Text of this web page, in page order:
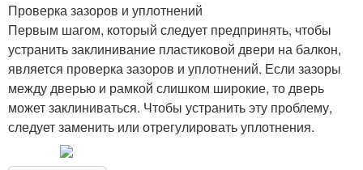
Проверка зазоров и уплотнений
Первым шагом, который следует предпринять, чтобы
устранить заклинивание пластиковой двери на балкон,
является проверка зазоров и уплотнений. Если зазоры
между дверью и рамкой слишком широкие, то дверь
может заклиниваться. Чтобы устранить эту проблему,
следует заменить или отрегулировать уплотнения.